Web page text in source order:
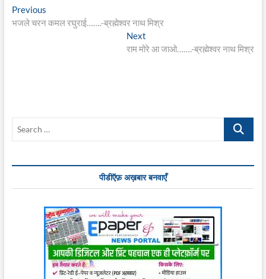
Post
navigation
PreviousPrevious
post:
भजले चरन कमल रघुराई…….-ब्रह्मेश्वर नाथ मिश्र
Next
post:
राम मोरे आ जाओ…….-ब्रह्मेश्वर नाथ मिश्र
Search
पीडीऍफ़ अख़बार बनवाएँ